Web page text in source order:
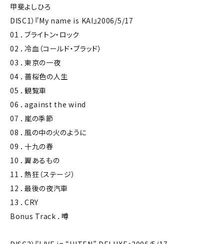
甲斐よしひろ
DISC1）『My name is KAI』2006/5/17
01 ．ブライトン・ロック
02 ．冷血（コールド・ブラッド）
03 ．東京の一夜
04 ．薔桜色の人生
05 ．観覧車
06 ．against the wind
07 ．嵐の季節
08 ．風の中の火のように
09 ．十九の春
10 ．翼あるもの
11 ．熱狂（ステージ）
12 ．最後の夜汽車
13 ．CRY
Bonus Track ．噂